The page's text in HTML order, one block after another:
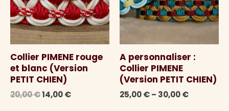
Collier PIMENE rouge
et blanc (Version
PETIT CHIEN)
20,00€Le
14,00€Le
A personnaliser :
Collier PIMENE
(Version PETIT CHIEN)
25,00€– 30,00€